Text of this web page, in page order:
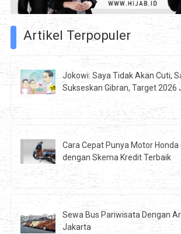
Artikel Terpopuler
Jokowi: Saya Tidak Akan Cuti,
Sukseskan Gibran, Target 2026
Cara Cepat Punya Motor Honda
dengan Skema Kredit Terbaik
Sewa Bus Pariwisata Dengan
Jakarta